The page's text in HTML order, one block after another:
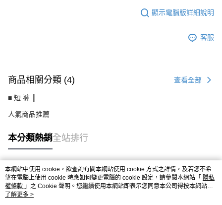
顯示電腦版詳細說明
客服
商品相關分類 (4) 查看全部
■ 短 褲 ║
人氣商品推薦
本分類熱銷全站排行
熱門標籤
本網站中使用 cookie，欲查詢有關本網站使用 cookie 方式之詳情，及若您不希
望在電腦上使用 cookie 時應如何變更電腦的 cookie 設定，請參閱本網站「 隱私
權條款 」之 Cookie 聲明。您繼續使用本網站即表示您同意本公司得按本網站使
用條款之 Cookie 聲明使用 cookie。
了解更多 >